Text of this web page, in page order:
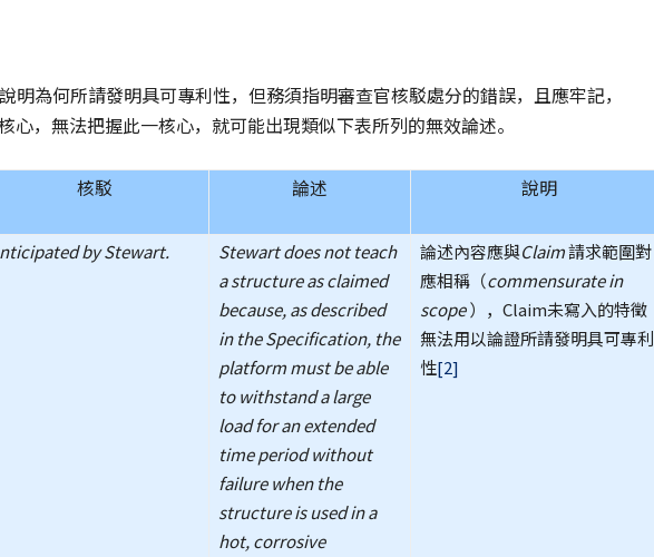
明為何所請發明具可專利性，但務須指明審查官核駁處分的錯誤，且應牢記，
心，無法把握此一核心，就可能出現類似下表所列的無效論述。
核駁 論述 說明
by Stewart.
Stewart does not teach
a structure as claimed
because, as described
in the Specification, the
platform must be able
to withstand a large
load for an extended
time period without
failure when the
structure is used in a
hot, corrosive
論述內容應與Claim請求範圍對
應相稱（commensurate in
scope），Claim未寫入的特徵
無法用以論證所請發明具可專利
性[2]